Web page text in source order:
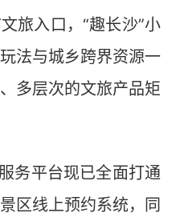
旅入口，“趣长沙”小
法与城乡跨界资源一
多层次的文旅产品矩
平台现已全面打通
区线上预约系统，同